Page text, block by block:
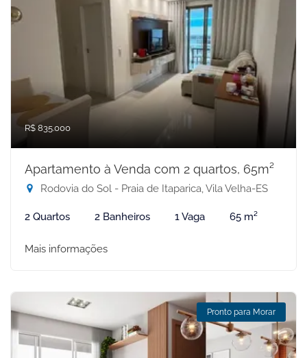
R$ 835.000
Apartamento à Venda com 2 quartos, 65m²
Rodovia do Sol - Praia de Itaparica, Vila Velha-ES
2 Quartos 2 Banheiros 1 Vaga 65 m²
Mais informações
Pronto para Morar